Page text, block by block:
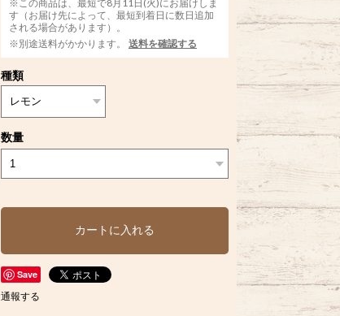
※この商品は、最短で8月11日(火)にお届けしま
す（お届け先によって、最短到着日に数日追加
される場合があります）。
※別途送料がかかります。
送料を確認する
種類
数量
カートに入れる
Save
通報する